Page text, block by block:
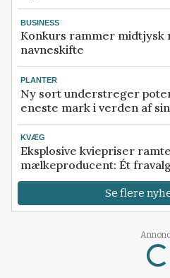
BUSINESS
Konkurs rammer midtjysk
navneskifte
PLANTER
Ny sort understreger
eneste mark i verden af
KVÆG
Eksplosive kviepriser
mælkeproducent: Ét
Se flere